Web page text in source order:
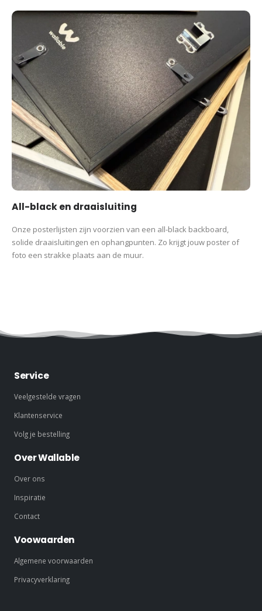
All-black en draaisluiting
Onze posterlijsten zijn voorzien van een all-black backboard,
solide draaisluitingen en ophangpunten. Zo krijgt jouw poster of
foto een strakke plaats aan de muur.
Service
Veelgestelde vragen
Klantenservice
Volg je bestelling
Over Wallable
Over ons
Inspiratie
Contact
Voowaarden
Algemene voorwaarden
Privacyverklaring